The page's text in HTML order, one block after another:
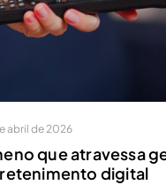
abril de 2026
que atravessa
digital